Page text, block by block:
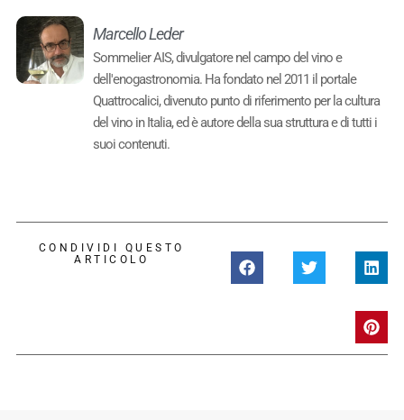
Marcello Leder
Sommelier AIS, divulgatore nel campo del vino e
dell'enogastronomia. Ha fondato nel 2011 il portale
Quattrocalici, divenuto punto di riferimento per la cultura
del vino in Italia, ed è autore della sua struttura e di tutti i
suoi contenuti.
CONDIVIDI QUESTO
ARTICOLO